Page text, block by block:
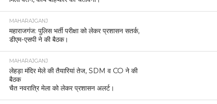
MAHARAJGANJ
महाराजगंज: पुलिस भर्ती परीक्षा को लेकर प्रशासन सतर्क,
डीएम-एसपी ने की बैठक।
MAHARAJGANJ
लेहड़ा मंदिर मेले की तैयारियां तेज, SDM व CO ने की
बैठक
चैत नवरात्रि मेला को लेकर प्रशासन अलर्ट।